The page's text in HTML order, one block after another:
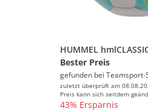
Bester Preis
gefunden bei Teamsport-
zuletzt überprüft am
Preis kann sich seitdem
43% Ersparnis